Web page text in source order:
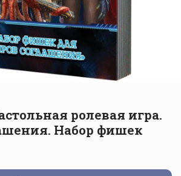
ролевая игра.
Набор фишек